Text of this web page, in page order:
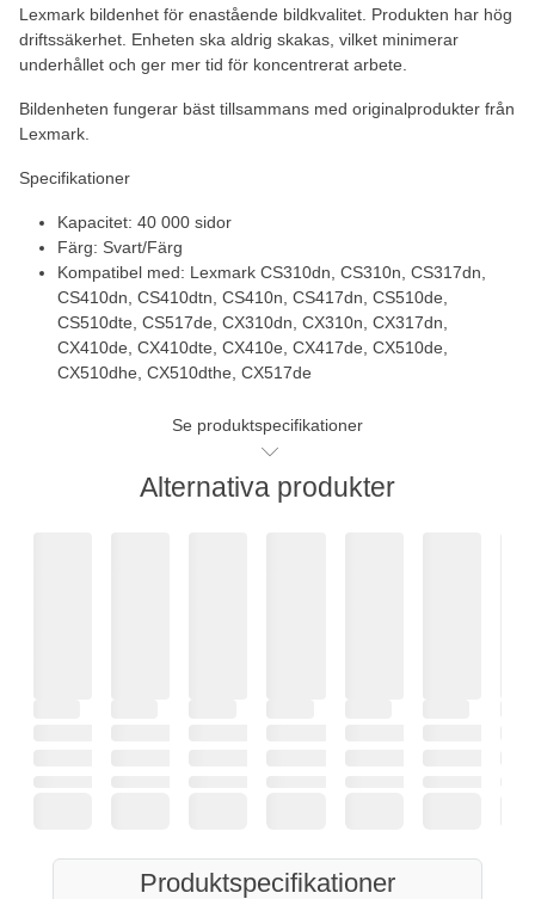
Lexmark bildenhet för enastående bildkvalitet. Produkten har hög
driftssäkerhet. Enheten ska aldrig skakas, vilket minimerar
underhållet och ger mer tid för koncentrerat arbete.
Bildenheten fungerar bäst tillsammans med originalprodukter från
Lexmark.
Specifikationer
Kapacitet: 40 000 sidor
Färg: Svart/Färg
Kompatibel med: Lexmark CS310dn, CS310n, CS317dn,
CS410dn, CS410dtn, CS410n, CS417dn, CS510de,
CS510dte, CS517de, CX310dn, CX310n, CX317dn,
CX410de, CX410dte, CX410e, CX417de, CX510de,
CX510dhe, CX510dthe, CX517de
Se produktspecifikationer
Alternativa produkter
Produktspecifikationer